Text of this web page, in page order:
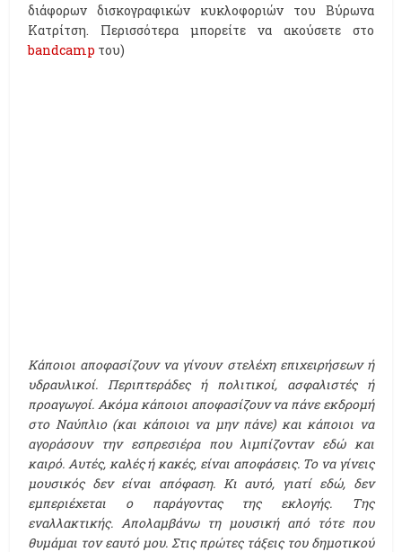
διάφορων δισκογραφικών κυκλοφοριών του Βύρωνα
Κατρίτση. Περισσότερα μπορείτε να ακούσετε στο
bandcamp του)
Κάποιοι αποφασίζουν να γίνουν στελέχη επιχειρήσεων ή
υδραυλικοί. Περιπτεράδες ή πολιτικοί, ασφαλιστές ή
προαγωγοί. Ακόμα κάποιοι αποφασίζουν να πάνε εκδρομή
στο Ναύπλιο (και κάποιοι να μην πάνε) και κάποιοι να
αγοράσουν την εσπρεσιέρα που λιμπίζονταν εδώ και
καιρό. Αυτές, καλές ή κακές, είναι αποφάσεις. Το να γίνεις
μουσικός δεν είναι απόφαση. Κι αυτό, γιατί εδώ, δεν
εμπεριέχεται ο παράγοντας της εκλογής. Της
εναλλακτικής. Απολαμβάνω τη μουσική από τότε που
θυμάμαι τον εαυτό μου. Στις πρώτες τάξεις του δημοτικού